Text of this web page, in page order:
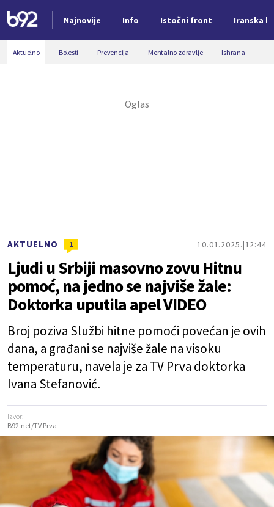
Najnovije Info Istočni front Iranska
Nova vest
Aktuelno Bolesti Prevencija Mentalno zdravlje Ishrana
AKTUELNO 1 10.01.2025. 12:44
Ljudi u Srbiji masovno zovu Hitnu
pomoć, na jedno se najviše žale:
Doktorka uputila apel VIDEO
Broj poziva Službi hitne pomoći povećan je ovih
dana, a građani se najviše žale na visoku
temperaturu, navela je za TV Prva doktorka
Ivana Stefanović.
Izvor:
B92.net/TV Prva